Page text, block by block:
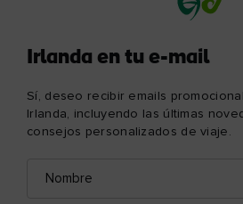
Irlanda en tu e-mail
Sí, deseo recibir emails
Irlanda, incluyendo las últimas
consejos personalizados de viaje.
electrónico